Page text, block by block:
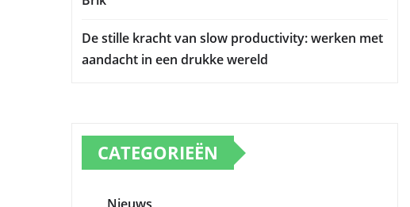
De stille kracht van slow productivity: werken met
aandacht in een drukke wereld
CATEGORIEËN